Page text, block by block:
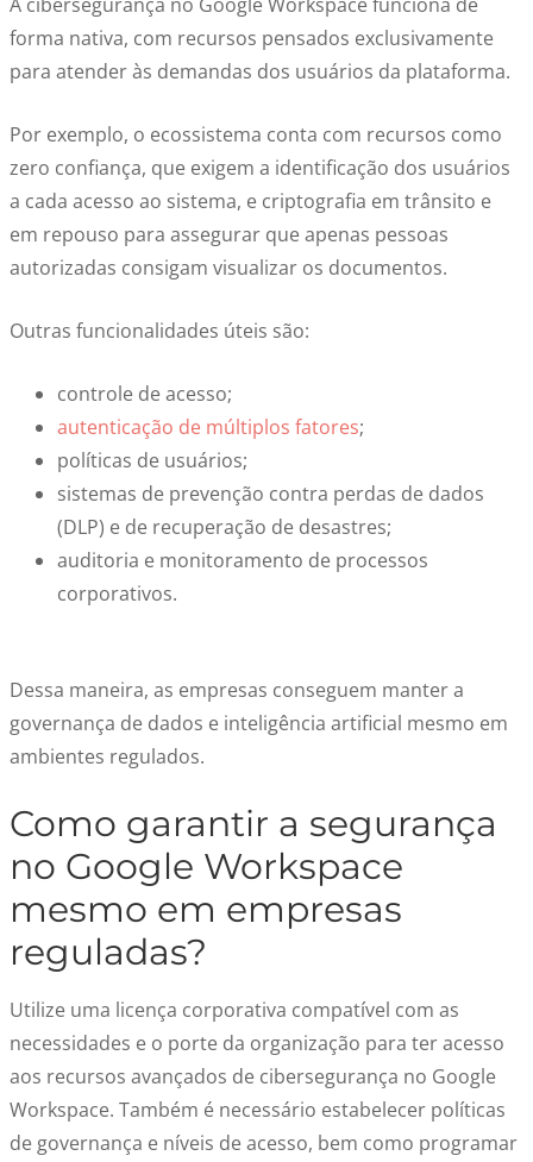
forma nativa, com recursos pensados exclusivamente
para atender às demandas dos usuários da plataforma.
Por exemplo, o ecossistema conta com recursos como
zero confiança, que exigem a identificação dos usuários
a cada acesso ao sistema, e criptografia em trânsito e
em repouso para assegurar que apenas pessoas
autorizadas consigam visualizar os documentos.
Outras funcionalidades úteis são:
controle de acesso;
autenticação de múltiplos fatores;
políticas de usuários;
sistemas de prevenção contra perdas de dados
(DLP) e de recuperação de desastres;
auditoria e monitoramento de processos
corporativos.
Dessa maneira, as empresas conseguem manter a
governança de dados e inteligência artificial mesmo em
ambientes regulados.
Como garantir a segurança
no Google Workspace
mesmo em empresas
reguladas?
Utilize uma licença corporativa compatível com as
necessidades e o porte da organização para ter acesso
aos recursos avançados de cibersegurança no Google
Workspace. Também é necessário estabelecer políticas
de governança e níveis de acesso, bem como programar